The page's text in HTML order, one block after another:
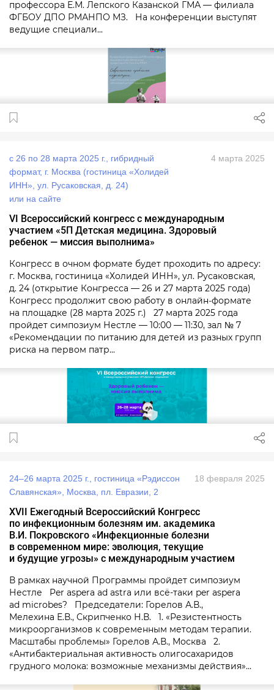
профессора Е.М. Лепского Казанской ГМА — филиала
ФГБОУ ДПО РМАНПО МЗ. На конференции выступят
ведущие специали...
с 26 по 28 марта 2025 г., гибридный
формат, г. Москва (гостиница «Холидей
ИНН», ул. Русаковская, д. 24)
или на сайте
4 марта 2025
VI Всероссийский конгресс с международным
участием «5П Детская медицина. Здоровый
ребенок — миссия выполнима»
Конгресс в очном формате будет проходить по адресу:
г. Москва, гостиница «Холидей ИНН», ул. Русаковская,
д. 24 (открытие Конгресса — 26 и 27 марта 2025 года)
Конгресс продолжит свою работу в онлайн‑формате
на площадке (28 марта 2025 г.) 27 марта 2025 года
пройдет симпозиум Нестле — 10:00 — 11:30, зал № 7
«Рекомендации по питанию для детей из разных групп
риска на первом патр...
24–26 марта 2025 г., гостиница «Рэдиссон
Славянская», Москва, пл. Евразии, 2
18 февраля 2025
XVII Ежегодный Всероссийский Конгресс
по инфекционным болезням им. академика
В.И. Покровского «Инфекционные болезни
в современном мире: эволюция, текущие
и будущие угрозы» с международным участием
В рамках научной Программы пройдет симпозиум
Нестле Per aspera ad astra или всё-таки per aspera
ad microbes? Председатели: Горелов А.В.,
Мелехина Е.В., Скрипченко Н.В. 1. «Резистентность
микроорганизмов к современным методам терапии.
Масштабы проблемы» Горелов А.В., Москва 2.
«Антибактериальная активность олигосахаридов
грудного молока: возможные механизмы действия»...